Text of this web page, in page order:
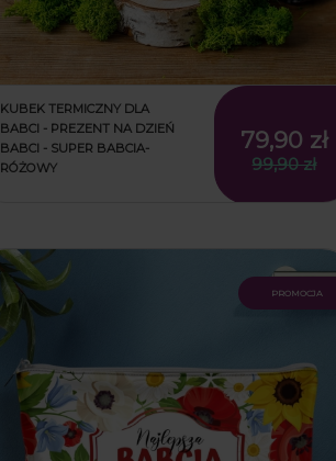
KUBEK TERMICZNY DLA
BABCI - PREZENT NA DZIEŃ
BABCI - SUPER BABCIA-
RÓŻOWY
79,90 zł
99,90 zł
promocja